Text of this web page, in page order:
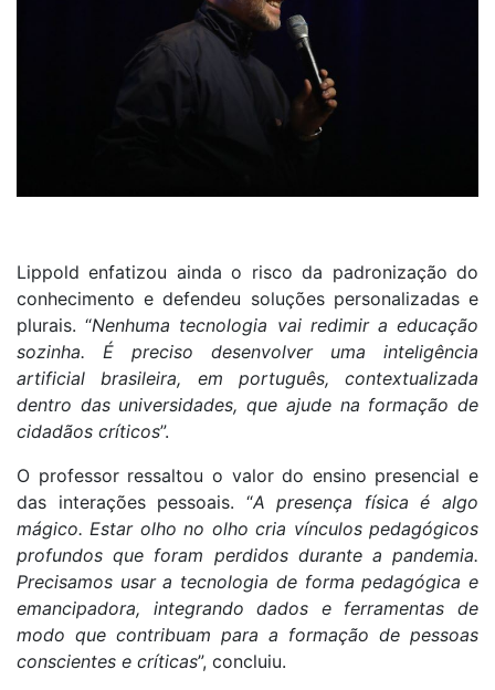
Lippold enfatizou ainda o risco da padronização do
conhecimento e defendeu soluções personalizadas e
plurais. “Nenhuma tecnologia vai redimir a educação
sozinha. É preciso desenvolver uma inteligência
artificial brasileira, em português, contextualizada
dentro das universidades, que ajude na formação de
cidadãos críticos”.
O professor ressaltou o valor do ensino presencial e
das interações pessoais. “A presença física é algo
mágico. Estar olho no olho cria vínculos pedagógicos
profundos que foram perdidos durante a pandemia.
Precisamos usar a tecnologia de forma pedagógica e
emancipadora, integrando dados e ferramentas de
modo que contribuam para a formação de pessoas
conscientes e críticas”, concluiu.